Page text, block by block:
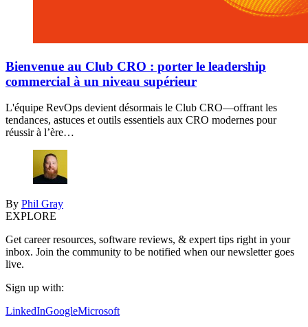
Bienvenue au Club CRO : porter le leadership
commercial à un niveau supérieur
L'équipe RevOps devient désormais le Club CRO—offrant les
tendances, astuces et outils essentiels aux CRO modernes pour
réussir à l’ère…
By Phil Gray
EXPLORE
Get career resources, software reviews, & expert tips right in your
inbox. Join the community to be notified when our newsletter goes
live.
Sign up with:
LinkedInGoogleMicrosoft